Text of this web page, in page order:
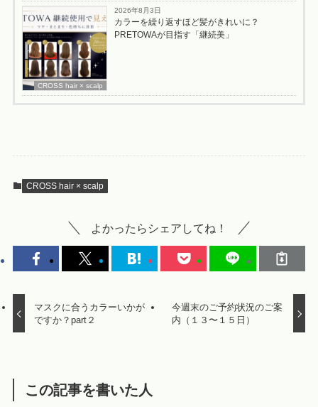
CROSS hair × scalp
2026年8月3日
カラーを繰り返すほど髪がきれいに？
PRETOWAが目指す「継続美」
CROSS hair × scalp
よかったらシェアしてね！
マスクに合うカラーいかが
ですか？part２
今週末のご予約状況のご案
内（１３〜１５日）
この記事を書いた人